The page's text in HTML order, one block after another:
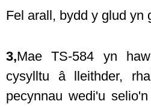
Fel arall, bydd y glud yn
3,Mae TS-584 yn
cysylltu â lleithder,
pecynnau wedi'u